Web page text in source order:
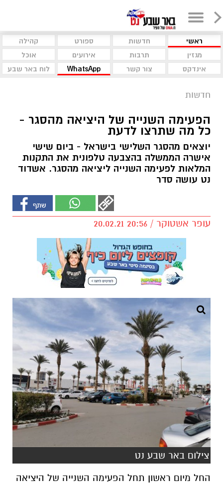
ראשי חדשות ספורט
קהילה
מגזין
תרבות אירועים
אוכל
אינדקס
צור קשר WhatsApp לוח באר שבע
חדשות
הפעימה השנייה של היציאה מהסגר -
כל מה שתרצו לדעת
יוצאים מהסגר השלישי בישראל - ביום שישי
אישרה הממשלה בהצבעה טלפונית את התקנות
המלאות לפעימה השנייה ליציאה מהסגר. אשדוד
נט עושה סדר
עופר אשטוקר / 20:56 20.02.21
צילום באר שבע נט
החל מיום ראשון תחל הפעימה השנייה של היציאה